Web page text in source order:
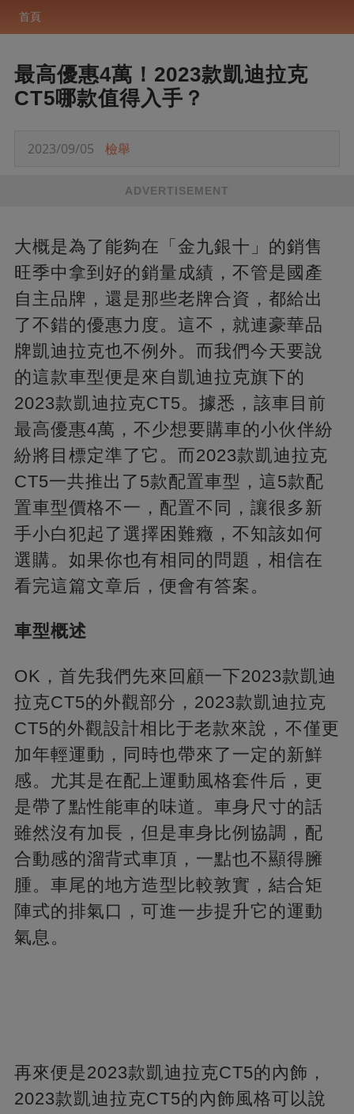
首頁
最高優惠4萬！2023款凱迪拉克
CT5哪款值得入手？
2023/09/05 檢舉
ADVERTISEMENT
大概是為了能夠在「金九銀十」的銷售
旺季中拿到好的銷量成績，不管是國產
自主品牌，還是那些老牌合資，都給出
了不錯的優惠力度。這不，就連豪華品
牌凱迪拉克也不例外。而我們今天要說
的這款車型便是來自凱迪拉克旗下的
2023款凱迪拉克CT5。據悉，該車目前
最高優惠4萬，不少想要購車的小伙伴紛
紛將目標定準了它。而2023款凱迪拉克
CT5一共推出了5款配置車型，這5款配
置車型價格不一，配置不同，讓很多新
手小白犯起了選擇困難癥，不知該如何
選購。如果你也有相同的問題，相信在
看完這篇文章后，便會有答案。
車型概述
OK，首先我們先來回顧一下2023款凱迪
拉克CT5的外觀部分，2023款凱迪拉克
CT5的外觀設計相比于老款來說，不僅更
加年輕運動，同時也帶來了一定的新鮮
感。尤其是在配上運動風格套件后，更
是帶了點性能車的味道。車身尺寸的話
雖然沒有加長，但是車身比例協調，配
合動感的溜背式車頂，一點也不顯得臃
腫。車尾的地方造型比較敦實，結合矩
陣式的排氣口，可進一步提升它的運動
氣息。
再來便是2023款凱迪拉克CT5的內飾，
2023款凱迪拉克CT5的內飾風格可以說